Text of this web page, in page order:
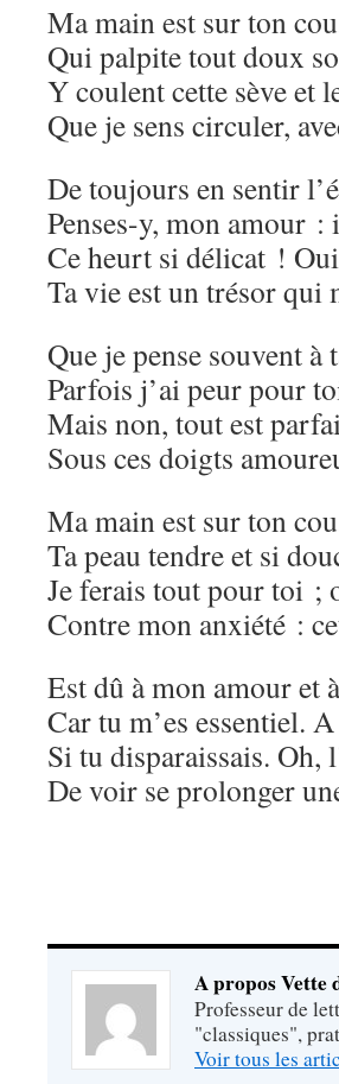
Ma main est sur ton
Qui palpite tout doux
Y coulent cette sève et
Que je sens circuler,
De toujours en sentir
Penses-y, mon amour
Ce heurt si délicat !
Ta vie est un trésor qui
Que je pense souvent
Parfois j’ai peur pour
Mais non, tout est
Sous ces doigts
Ma main est sur ton
Ta peau tendre et si
Je ferais tout pour toi ;
Contre mon anxiété :
Est dû à mon amour et
Car tu m’es essentiel.
Si tu disparaissais. Oh,
De voir se prolonger
A propos Vette
Professeur de
"classiques",
Voir tous les